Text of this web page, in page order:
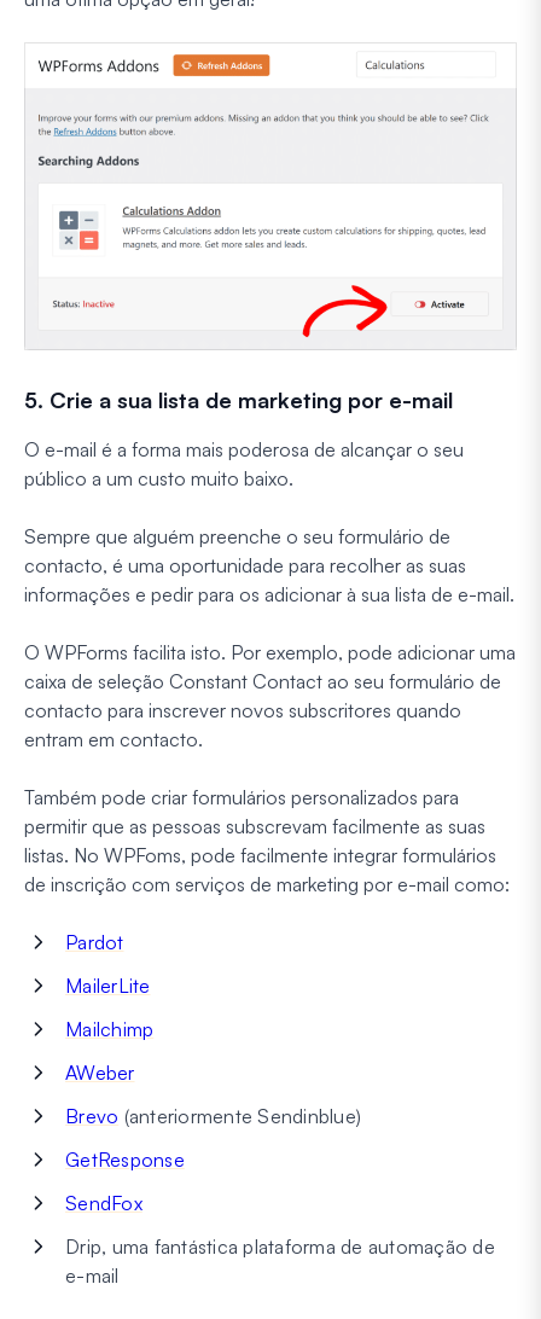
5. Crie a sua lista de marketing por e-mail
O e-mail é a forma mais poderosa de alcançar o seu
público a um custo muito baixo.
Sempre que alguém preenche o seu formulário de
contacto, é uma oportunidade para recolher as suas
informações e pedir para os adicionar à sua lista de e-mail.
O WPForms facilita isto. Por exemplo, pode adicionar uma
caixa de seleção Constant Contact ao seu formulário de
contacto para inscrever novos subscritores quando
entram em contacto.
Também pode criar formulários personalizados para
permitir que as pessoas subscrevam facilmente as suas
listas. No WPFoms, pode facilmente integrar formulários
de inscrição com serviços de marketing por e-mail como:
Pardot
MailerLite
Mailchimp
AWeber
Brevo (anteriormente Sendinblue)
GetResponse
SendFox
Drip, uma fantástica plataforma de automação de
e-mail